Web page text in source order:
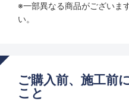
※一部異なる商品がございま
い。
ご購入前、施工前
こと